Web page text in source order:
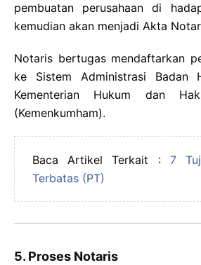
pembuatan perusahaan di
kemudian akan menjadi Akta
Notaris bertugas mendaftarkan
ke Sistem Administrasi Badan
Kementerian Hukum dan
(Kemenkumham).
Baca Artikel Terkait : 7
Terbatas (PT)
5. Proses Notaris